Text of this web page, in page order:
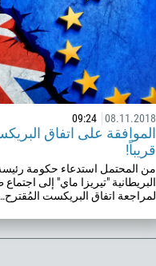
08.11.2018
09:24
الموافقة على اتفاق
قريباً!
من المحتمل استدعاء حكومة رئيسة
البريطانية "تيريزا ماي" إلى
لمراجعة اتفاق البريكست المُقترح…